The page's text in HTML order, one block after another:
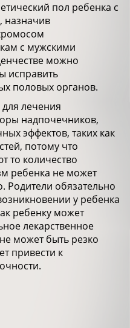
пол ребенка с
назначив
с мужскими
можно
исправить
половых органов.
лечения
надпочечников,
эффектов, таких как
потому что
то количество
ребенка не может
Родители обязательно
у ребенка
ребенку может
лекарственное
может быть резко
привести к